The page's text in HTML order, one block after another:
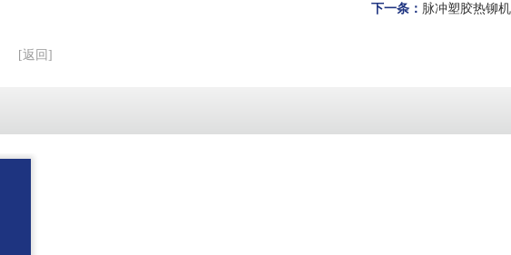
下一条： 脉冲塑胶热铆机
[返回]